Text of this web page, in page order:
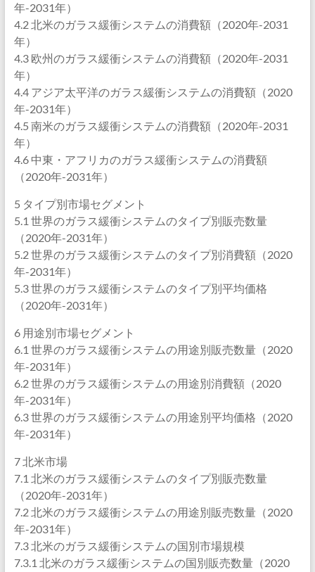
年-2031年）
4.2 北米のガラス緩衝システムの消費額（2020年-2031
年）
4.3 欧州のガラス緩衝システムの消費額（2020年-2031
年）
4.4 アジア太平洋のガラス緩衝システムの消費額（2020
年-2031年）
4.5 南米のガラス緩衝システムの消費額（2020年-2031
年）
4.6 中東・アフリカのガラス緩衝システムの消費額
（2020年-2031年）
5 タイプ別市場セグメント
5.1 世界のガラス緩衝システムのタイプ別販売数量
（2020年-2031年）
5.2 世界のガラス緩衝システムのタイプ別消費額（2020
年-2031年）
5.3 世界のガラス緩衝システムのタイプ別平均価格
（2020年-2031年）
6 用途別市場セグメント
6.1 世界のガラス緩衝システムの用途別販売数量（2020
年-2031年）
6.2 世界のガラス緩衝システムの用途別消費額（2020
年-2031年）
6.3 世界のガラス緩衝システムの用途別平均価格（2020
年-2031年）
7 北米市場
7.1 北米のガラス緩衝システムのタイプ別販売数量
（2020年-2031年）
7.2 北米のガラス緩衝システムの用途別販売数量（2020
年-2031年）
7.3 北米のガラス緩衝システムの国別市場規模
7.3.1 北米のガラス緩衝システムの国別販売数量（2020